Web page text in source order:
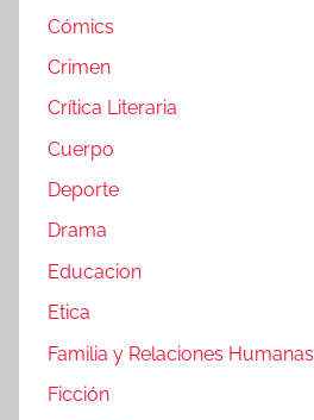
Cómics
Crimen
Crítica Literaria
Cuerpo
Deporte
Drama
Educacion
Etica
Familia y Relaciones Humanas
Ficción